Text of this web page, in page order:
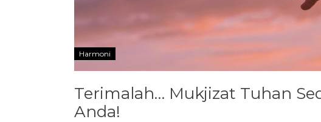
Harmoni
Terimalah… Mukjizat Tuhan
Anda!